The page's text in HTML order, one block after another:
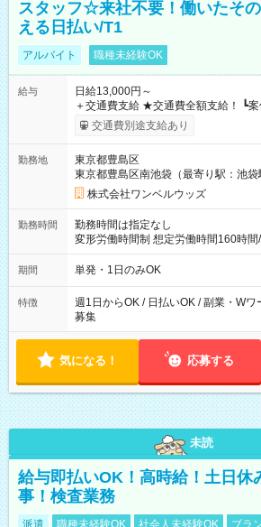
スタッフ☆来社不要！働いたそ
える日払い/T1
アルバイト 職種未経験OK
給与
日給13,000円～
＋交通費支給 ★交通費全額支給！ ┗案件により規定あり ★日払
いOK！（規定あり） ┗働いたその日
ンビニATMから 日払い分を引き落とせます！ 【試
交通費別途支給あり
勤務地
東京都豊島区
東京都豊島区南池袋（最寄り駅：池袋
株式会社ワンベルウッズ
勤務時間
勤務時間は指定なし
変形労働時間制 想定労働時間160時間/月 【シフト例】 ・8
～21：00
期間 単発・1日のみOK
特徴
週1日からOK / 日払いOK / 副業・W
募集
気になる！ 応募する
未読
給与即払いOK！高時給！土日休
事！検査業務
派遣 職種未経験OK 社会人未経験OK
ブラ